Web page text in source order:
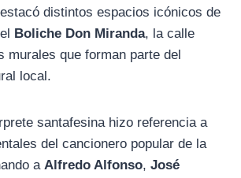
distintos espacios icónicos de
Boliche Don Miranda, la calle
murales que forman parte del
local.
santafesina hizo referencia a
del cancionero popular de la
a Alfredo Alfonso, José